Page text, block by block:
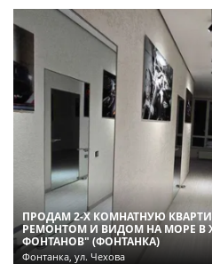
ПРОДАМ 2-Х КОМНАТНУЮ
РЕМОНТОМ И ВИДОМ НА МОРЕ В
ФОНТАНОВ" (ФОНТАНКА)
Фонтанка, ул. Чехова